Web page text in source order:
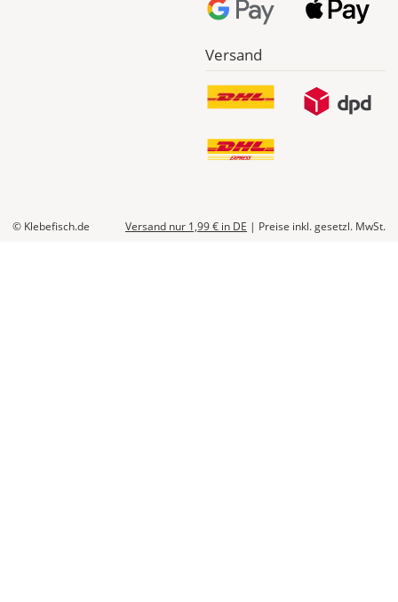
Versand
© Klebefisch.de Versand nur 1,99 € in DE | Preise inkl. gesetzl. MwSt.